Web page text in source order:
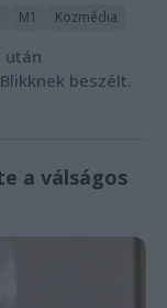
M1 Közmédia
után
beszélt.
a válságos